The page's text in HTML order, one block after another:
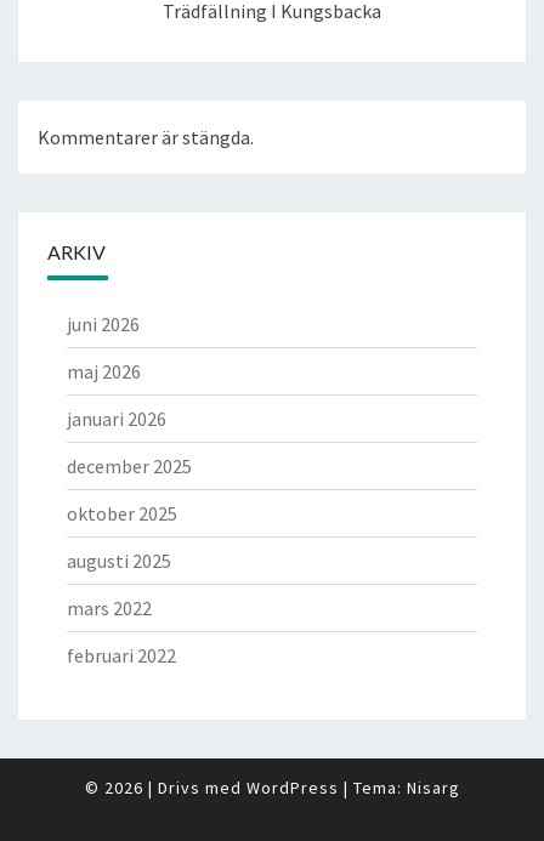
Trädfällning I Kungsbacka
Kommentarer är stängda.
ARKIV
juni 2026
maj 2026
januari 2026
december 2025
oktober 2025
augusti 2025
mars 2022
februari 2022
© 2026 | Drivs med WordPress | Tema: Nisarg